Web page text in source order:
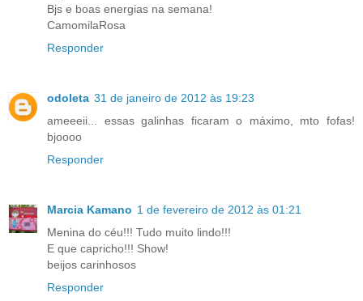
Bjs e boas energias na semana!
CamomilaRosa
Responder
odoleta 31 de janeiro de 2012 às 19:23
ameeeii... essas galinhas ficaram o máximo, mto fofas!
bjoooo
Responder
Marcia Kamano 1 de fevereiro de 2012 às 01:21
Menina do céu!!! Tudo muito lindo!!!
E que capricho!!! Show!
beijos carinhosos
Responder